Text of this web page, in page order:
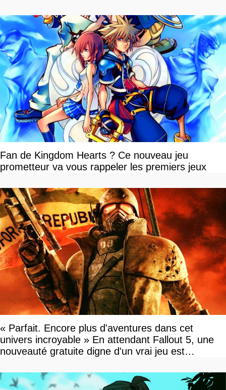
Fan de Kingdom Hearts ? Ce nouveau jeu
prometteur va vous rappeler les premiers jeux
« Parfait. Encore plus d'aventures dans cet
univers incroyable » En attendant Fallout 5, une
nouveauté gratuite digne d'un vrai jeu est